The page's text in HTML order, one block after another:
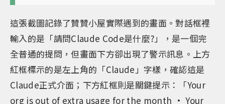
這張截圖記錄了贊贊小屋實際遇到的畫面。對話框裡
輸入的是「請問Claude Code是什麼?」，是一個完
全普通的提問，但畫面下方卻出現了警示訊息。上方
紅框標示的是左上角的「Claude」字樣，確認這是
Claude正式介面；下方紅框則是關鍵提示：「Your
org is out of extra usage for the month • Your